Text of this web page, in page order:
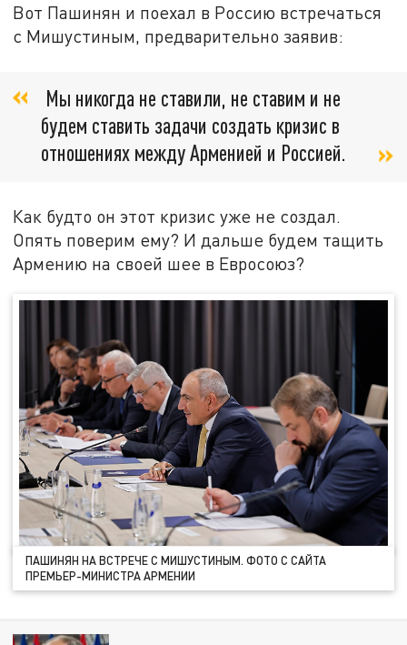
Вот Пашинян и поехал в Россию встречаться
с Мишустиным, предварительно заявив:
Мы никогда не ставили, не ставим и не
будем ставить задачи создать кризис в
отношениях между Арменией и Россией.
Как будто он этот кризис уже не создал.
Опять поверим ему? И дальше будем тащить
Армению на своей шее в Евросоюз?
ПАШИНЯН НА ВСТРЕЧЕ С МИШУСТИНЫМ. ФОТО С САЙТА
ПРЕМЬЕР-МИНИСТРА АРМЕНИИ